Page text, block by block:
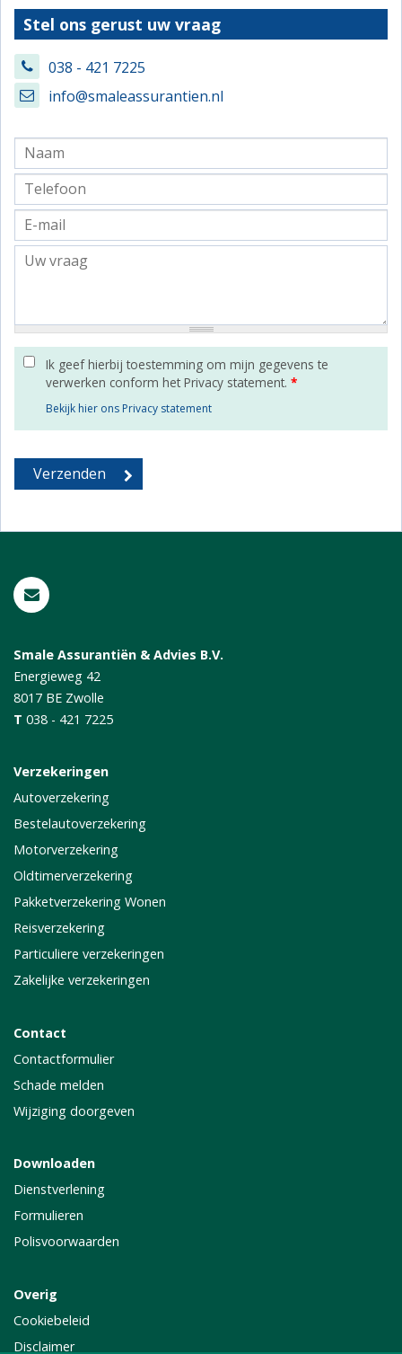
Stel ons gerust uw vraag
038 - 421 7225
info@smaleassurantien.nl
Ik geef hierbij toestemming om mijn gegevens te
verwerken conform het Privacy statement. *
Bekijk hier ons Privacy statement
Smale Assurantiën & Advies B.V.
Energieweg 42
8017 BE Zwolle
T 038 - 421 7225
Verzekeringen
Autoverzekering
Bestelautoverzekering
Motorverzekering
Oldtimerverzekering
Pakketverzekering Wonen
Reisverzekering
Particuliere verzekeringen
Zakelijke verzekeringen
Contact
Contactformulier
Schade melden
Wijziging doorgeven
Downloaden
Dienstverlening
Formulieren
Polisvoorwaarden
Overig
Cookiebeleid
Disclaimer